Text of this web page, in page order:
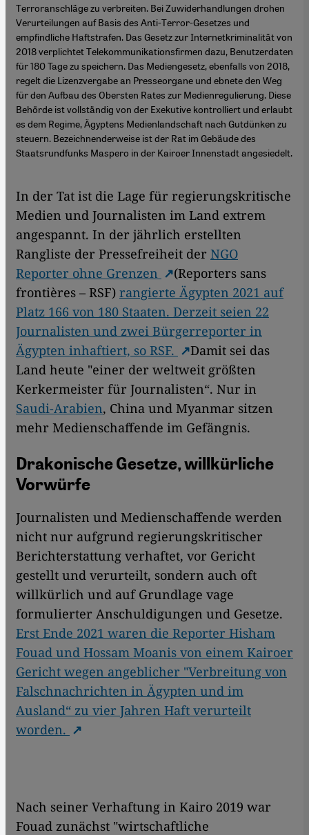
Terroranschläge zu verbreiten. Bei Zuwiderhandlungen drohen
Verurteilungen auf Basis des Anti-Terror-Gesetzes und
empfindliche Haftstrafen. Das Gesetz zur Internetkriminalität von
2018 verplichtet Telekommunikationsfirmen dazu, Benutzerdaten
für 180 Tage zu speichern. Das Mediengesetz, ebenfalls von 2018,
regelt die Lizenzvergabe an Presseorgane und ebnete den Weg
für den Aufbau des Obersten Rates zur Medienregulierung. Diese
Behörde ist vollständig von der Exekutive kontrolliert und erlaubt
es dem Regime, Ägyptens Medienlandschaft nach Gutdünken zu
steuern. Bezeichnenderweise ist der Rat im Gebäude des
Staatsrundfunks Maspero in der Kairoer Innenstadt angesiedelt.
In der Tat ist die Lage für regierungskritische
Medien und Journalisten im Land extrem
angespannt. In der jährlich erstellten
Rangliste der Pressefreiheit der NGO
Reporter ohne Grenzen
(Reporters sans
frontières – RSF) rangierte Ägypten 2021 auf
Platz 166 von 180 Staaten. Derzeit seien 22
Journalisten und zwei Bürgerreporter in
Ägypten inhaftiert, so RSF.
Damit sei das
Land heute "einer der weltweit größten
Kerkermeister für Journalisten“. Nur in
Saudi-Arabien, China und Myanmar sitzen
mehr Medienschaffende im Gefängnis.
Drakonische Gesetze, willkürliche
Vorwürfe
Journalisten und Medienschaffende werden
nicht nur aufgrund regierungskritischer
Berichterstattung verhaftet, vor Gericht
gestellt und verurteilt, sondern auch oft
willkürlich und auf Grundlage vage
formulierter Anschuldigungen und Gesetze.
Erst Ende 2021 waren die Reporter Hisham
Fouad und Hossam Moanis von einem Kairoer
Gericht wegen angeblicher "Verbreitung von
Falschnachrichten in Ägypten und im
Ausland“ zu vier Jahren Haft verurteilt
worden.
Nach seiner Verhaftung in Kairo 2019 war
Fouad zunächst "wirtschaftliche